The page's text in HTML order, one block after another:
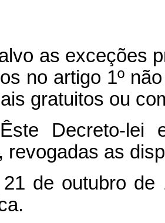
as exceções
no artigo 1º
gratuitos ou
Decreto-lei
revogadas as
de outubro de